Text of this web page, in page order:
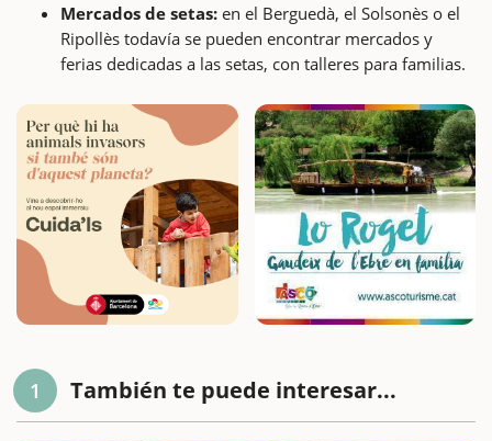
Mercados de setas: en el Berguedà, el Solsonès o el
Ripollès todavía se pueden encontrar mercados y
ferias dedicadas a las setas, con talleres para familias.
1 También te puede interesar...